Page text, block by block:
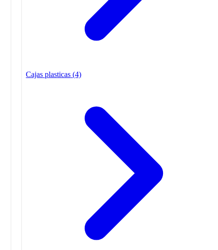
Cajas plasticas (4)